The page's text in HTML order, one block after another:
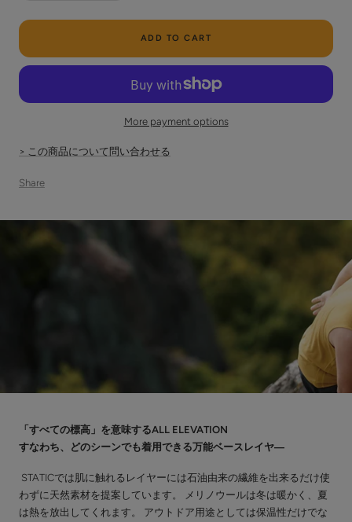
ADD TO CART
More payment options
> この商品について問い合わせる
Share
「すべての標高」を意味するALL ELEVATION
すなわち、どのシーンでも着用できる万能ベースレイヤ―
STATICでは肌に触れるレイヤーには石油由来の繊維を出来るだけ使
わずに天然素材を提案しています。 メリノウールは冬は暖かく、夏
は熱を放出してくれます。 アウトドア用途としては保温性だけでな